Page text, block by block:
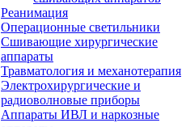
Реанимация
Операционные светильники
Сшивающие хирургические
аппараты
Травматология и механотерапия
Электрохирургические и
радиоволновые приборы
Аппараты ИВЛ и наркозные